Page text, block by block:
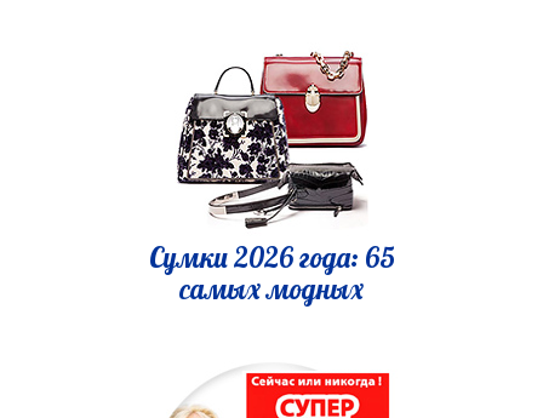
Сумки 2026 года: 65
самых модных